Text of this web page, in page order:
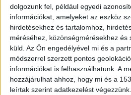
dolgozunk fel, például egyedi
információkat, amelyeket az eszköz
hirdetésekhez és tartalomhoz,
méréséhez, közönségmérésekhez és
küld. Az Ön engedélyével mi és a
módszerrel szerzett pontos
információkat is felhasználhatunk. A
hozzájárulhat ahhoz, hogy mi és a
leírtak szerint adatkezelést
hogy elsősorban a forrasztások
vezetékek szigetelését képező
kadmium tartalma kockázatot
arra is, hogy az elhasznált
kommunális hulladékba
pedig a veszélyes elemek a
kerülhetnek.